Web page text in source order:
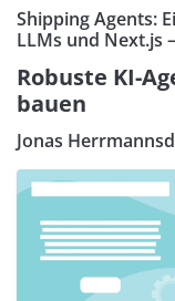
Shipping Agents:
LLMs und Next.js
Robuste KI-
bauen
Jonas